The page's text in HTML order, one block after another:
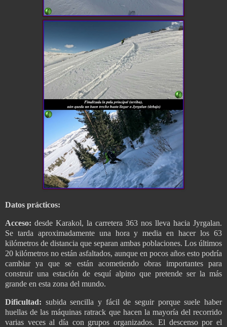
Datos prácticos:
Acceso: desde Karakol, la carretera 363 nos lleva hacia Jyrgalan.
Se tarda aproximadamente una hora y media en hacer los 63
kilómetros de distancia que separan ambas poblaciones. Los últimos
20 kilómetros no están asfaltados, aunque en pocos años esto podría
cambiar ya que se están acometiendo obras importantes para
construir una estación de esquí alpino que pretende ser la más
grande en esta zona del mundo.
Dificultad: subida sencilla y fácil de seguir porque suele haber
huellas de las máquinas ratrack que hacen la mayoría del recorrido
varias veces al día con grupos organizados. El descenso por el